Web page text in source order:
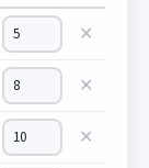
✕
✕
✕